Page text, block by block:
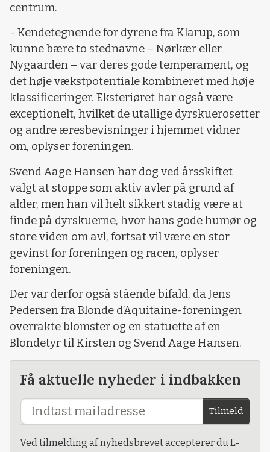
centrum.
- Kendetegnende for dyrene fra Klarup, som
kunne bære to stednavne – Nørkær eller
Nygaarden – var deres gode temperament, og
det høje vækstpotentiale kombineret med høje
klassificeringer. Eksteriøret har også være
exceptionelt, hvilket de utallige dyrskuerosetter
og andre æresbevisninger i hjemmet vidner
om, oplyser foreningen.
Svend Aage Hansen har dog ved årsskiftet
valgt at stoppe som aktiv avler på grund af
alder, men han vil helt sikkert stadig være at
finde på dyrskuerne, hvor hans gode humør og
store viden om avl, fortsat vil være en stor
gevinst for foreningen og racen, oplyser
foreningen.
Der var derfor også stående bifald, da Jens
Pedersen fra Blonde d’Aquitaine-foreningen
overrakte blomster og en statuette af en
Blondetyr til Kirsten og Svend Aage Hansen.
Få aktuelle nyheder i indbakken
Tilmeld
Ved tilmelding af nyhedsbrevet accepterer du L-